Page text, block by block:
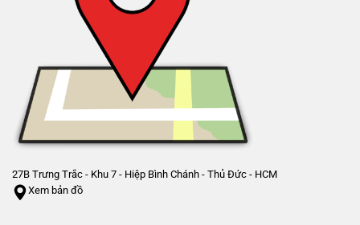
27B Trưng Trắc - Khu 7 - Hiệp Bình Chánh - Thủ Đức - HCM
Xem bản đồ